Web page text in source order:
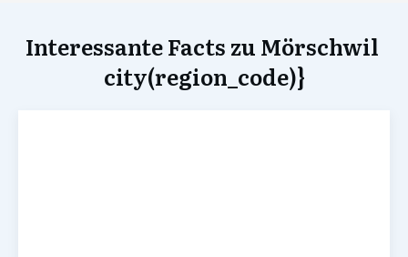
Interessante Facts zu Mörschwil
city(region_code)}